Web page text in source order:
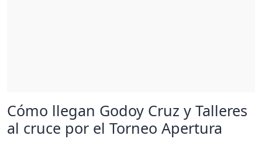
Cómo llegan Godoy Cruz y Talleres
al cruce por el Torneo Apertura